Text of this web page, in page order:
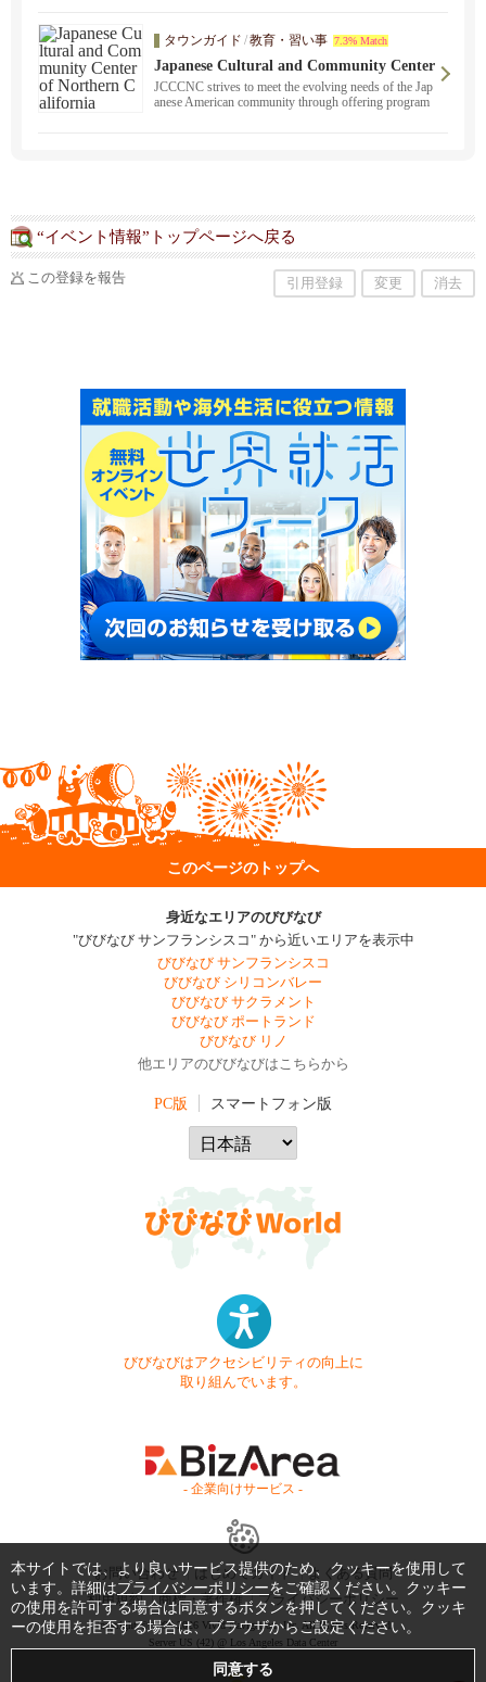
タウンガイド /教育・習い事 7.3% Match
Japanese Cultural and Community Center
of Northern California
JCCCNC strives to meet the evolving needs of the Jap
anese American community through offering program
“イベント情報”トップページへ戻る
この登録を報告 引用登録 変更 消去
このページのトップへ
身近なエリアのびびなび
"びびなび サンフランシスコ" から近いエリアを表示中
びびなび サンフランシスコ
びびなび シリコンバレー
びびなび サクラメント
びびなび ポートランド
びびなび リノ
他エリアのびびなびはこちらから
PC版 スマートフォン版
びびなびはアクセシビリティの向上に
取り組んでいます。
- 企業向けサービス -
お問い合わせ はじめてガイド
よくある質問
利用規約
商標・著作権 プライバシーポリシー
Copyright © 1999-2026 Vivid Navigation, Inc. All Rights Reserved.
Server US (42) @ Los Angeles Data Center
本サイトでは、より良いサービス提供のため、クッキーを使用して
います。詳細はプライバシーポリシーをご確認ください。クッキー
の使用を許可する場合は同意するボタンを押してください。クッキ
ーの使用を拒否する場合は、ブラウザからご設定ください。